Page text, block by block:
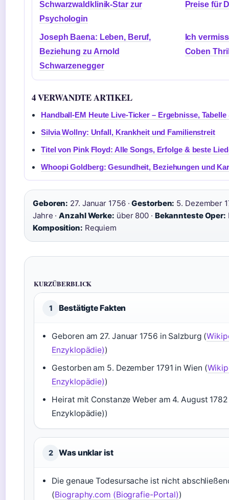
Schwarzwaldklinik-Star zur
Psychologin
Preise für
Joseph Baena: Leben, Beruf,
Beziehung zu Arnold
Schwarzenegger
Ich
Coben
4 VERWANDTE ARTIKEL
Handball-EM Heute Live-Ticker – Ergebnisse, Tabelle
Silvia Wollny: Unfall, Krankheit und Familienstreit
Titel von Pink Floyd: Alle Songs, Erfolge & beste
Whoopi Goldberg: Gesundheit, Beziehungen und
Geboren: 27. Januar 1756 ·Gestorben: 5. Dezember
Jahre ·Anzahl Werke: über 800 · Bekannteste Oper:
Komposition: Requiem
KURZÜBERBLICK
1 Bestätigte Fakten
Geboren am 27. Januar 1756 in Salzburg (
Enzyklopädie))
Gestorben am 5. Dezember 1791 in Wien (
Enzyklopädie))
Heirat mit Constanze Weber am 4. August
Enzyklopädie))
2 Was unklar ist
Die genaue Todesursache ist nicht
(Biography.com (Biografie-Portal))